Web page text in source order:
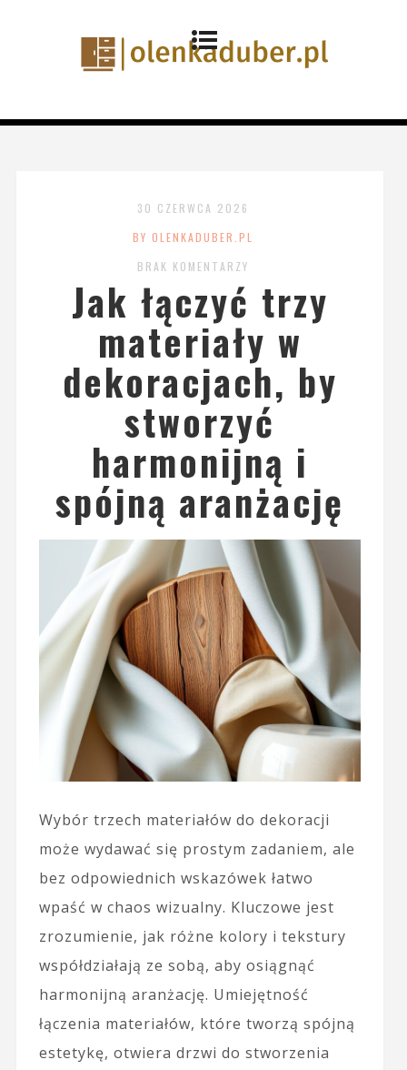
30 CZERWCA 2026
BY OLENKADUBER.PL
BRAK KOMENTARZY
Jak łączyć trzy
materiały w
dekoracjach, by
stworzyć
harmonijną i
spójną aranżację
Wybór trzech materiałów do dekoracji
może wydawać się prostym zadaniem, ale
bez odpowiednich wskazówek łatwo
wpaść w chaos wizualny. Kluczowe jest
zrozumienie, jak różne kolory i tekstury
współdziałają ze sobą, aby osiągnąć
harmonijną aranżację. Umiejętność
łączenia materiałów, które tworzą spójną
estetykę, otwiera drzwi do stworzenia